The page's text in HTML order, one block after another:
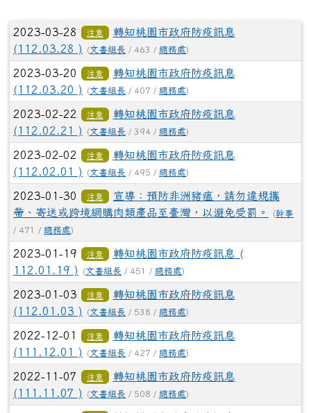
文章列表
2023-03-28 注意
轉知桃園市政府防疫訊息
(112.03.28 )
(文書組長 / 463 / 總務處)
2023-03-20 注意
轉知桃園市政府防疫訊息
(112.03.20 )
(文書組長 / 407 / 總務處)
2023-02-22 注意
轉知桃園市政府防疫訊息
(112.02.21 )
(文書組長 / 394 / 總務處)
2023-02-02 注意
轉知桃園市政府防疫訊息
(112.02.01 )
(文書組長 / 495 / 總務處)
2023-01-30 注意
宣導：預防非洲豬瘟，請勿違規攜
帶、寄送或跨境網購肉類產品至臺灣，以避免受罰。
(幹事
/ 471 / 總務處)
2023-01-19 注意
轉知桃園市政府防疫訊息 (
112.01.19 )
(文書組長 / 451 / 總務處)
2023-01-03 注意
轉知桃園市政府防疫訊息
(112.01.03 )
(文書組長 / 538 / 總務處)
2022-12-01 注意
轉知桃園市政府防疫訊息
(111.12.01 )
(文書組長 / 427 / 總務處)
2022-11-07 注意
轉知桃園市政府防疫訊息
(111.11.07 )
(文書組長 / 508 / 總務處)